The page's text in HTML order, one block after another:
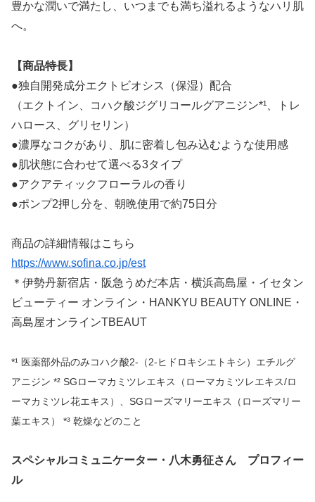
豊かな潤いで満たし、いつまでも満ち溢れるようなハリ肌
へ。
【商品特長】
●独自開発成分エクトビオシス（保湿）配合
（エクトイン、コハク酸ジグリコールグアニジン*¹、トレ
ハロース、グリセリン）
●濃厚なコクがあり、肌に密着し包み込むような使用感
●肌状態に合わせて選べる3タイプ
●アクアティックフローラルの香り
●ポンプ2押し分を、朝晩使用で約75日分
商品の詳細情報はこちら
https://www.sofina.co.jp/est
＊伊勢丹新宿店・阪急うめだ本店・横浜高島屋・イセタン
ビューティー オンライン・HANKYU BEAUTY ONLINE・
高島屋オンラインTBEAUT
*¹ 医薬部外品のみコハク酸2-（2-ヒドロキシエトキシ）エチルグ
アニジン *² SGローマカミツレエキス（ローマカミツレエキス/ロ
ーマカミツレ花エキス）、SGローズマリーエキス（ローズマリー
葉エキス） *³ 乾燥などのこと
スペシャルコミュニケーター・八木勇征さん プロフィー
ル